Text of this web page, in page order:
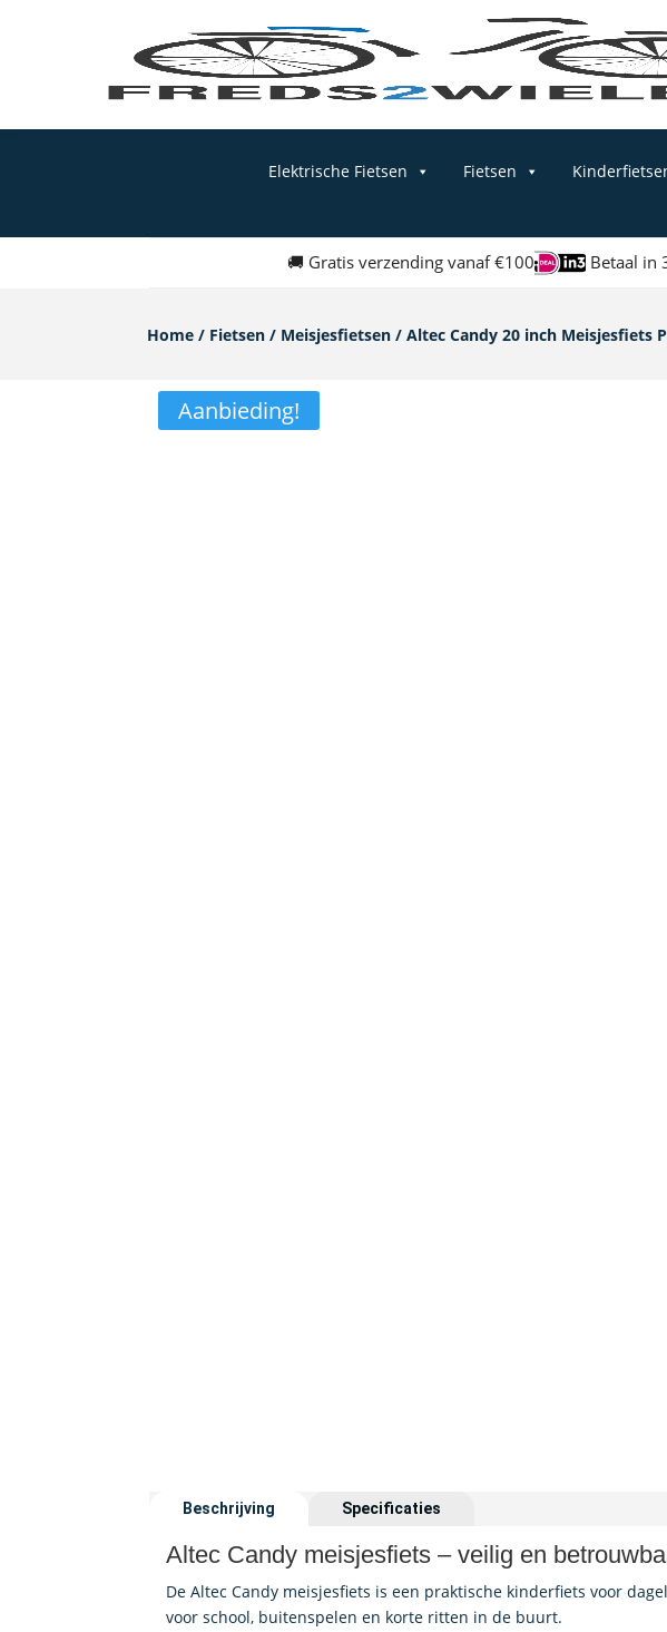
Elektrische Fietsen Fietsen
🚚 Gratis verzending vanaf €100 Betaal in
Home / Fietsen / Meisjesfietsen / Altec Candy 20 inch Meisjesfiets
Aanbieding!
Beschrijving Specificaties
Altec Candy meisjesfiets – veilig en
De Altec Candy meisjesfiets is een praktische kinderfiets voor
voor school, buitenspelen en korte ritten in de buurt.